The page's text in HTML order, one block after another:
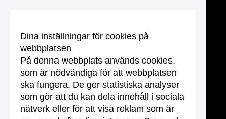
Dina inställningar för cookies på
webbplatsen
På denna webbplats används cookies,
som är nödvändiga för att webbplatsen
ska fungera. De ger statistiska analyser
som gör att du kan dela innehåll i sociala
nätverk eller för att visa reklam som är